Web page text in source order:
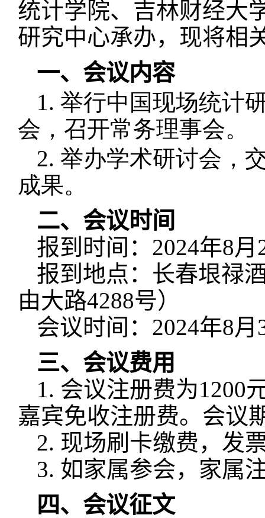
统计学院、吉林财经大
研究中心承办，现将相
一、会议内容
1. 举行中国现场统计
会，召开常务理事会。
2. 举办学术研讨会，
成果。
二、会议时间
报到时间： 2024年8月
报到地点：长春垠禄
由大路4288号）
会议时间： 2024年8月
三、会议费用
1. 会议注册费为1200
嘉宾免收注册费。会议
2. 现场刷卡缴费，发
3. 如家属参会，家属
四、会议征文